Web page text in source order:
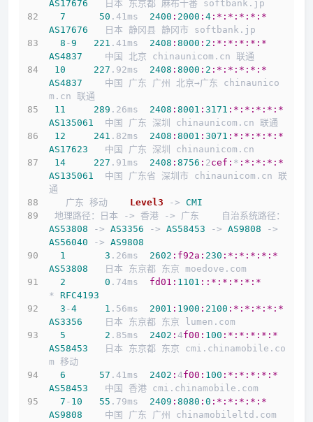
AS17676
   日本 东京都 麻布十番 softbank.jp
7
50 .41ms 2400 : 2000 : 4 :* :* :* :* :*
AS17676
   日本 静冈县 静冈市 softbank.jp
8 -9 221 .41ms 2408 : 8000 : 2 :* :* :* :* :*
AS4837
    中国 北京 chinaunicom.cn 联通
10
227 .92ms 2408 : 8000 : 2 :* :* :* :* :*
AS4837
    中国 广东 广州 北京→广东 chinaunico
m.cn 联通
11
289 .26ms 2408 : 8001 : 3171 :* :* :* :* :*
AS135061
  中国 广东 深圳 chinaunicom.cn 联通
12
241 .82ms 2408 : 8001 : 3071 :* :* :* :* :*
AS17623
   中国 广东 深圳 chinaunicom.cn
14
227 .91ms 2408 : 8756 : 2cef: * :* :* :* :*
AS135061
  中国 广东省 深圳市 chinaunicom.cn 联
通
   广东 移动
Level3 -> CMI
地理路径：日本 -> 香港 -> 广东    自治系统路径：
AS53808 -> AS3356 -> AS58453 -> AS9808
AS56040 -> AS9808
1
3 .26ms 2602 :f92a : 230 :* :* :* :* :*
AS53808
   日本 东京都 东京 moedove.com
2
0 .74ms fd01: 1101 : :* :* :* :* :*
* RFC4193
3 -4 1 .56ms 2001 : 1900 : 2100 :* :* :* :* :*
AS3356
    日本 东京都 东京 lumen.com
5
2 .85ms 2402 : 4f00: 100 :* :* :* :* :*
AS58453
   日本 东京都 东京 cmi.chinamobile.co
m 移动
6
57 .41ms 2402 : 4f00: 100 :* :* :* :* :*
AS58453
   中国 香港 cmi.chinamobile.com
7 - 10 55 .79ms 2409 : 8080 : 0 :* :* :* :* :*
AS9808
    中国 广东 广州 chinamobileltd.com